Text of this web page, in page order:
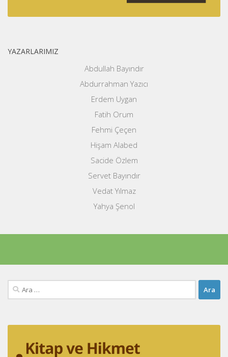
YAZARLARIMIZ
Abdullah Bayındır
Abdurrahman Yazıcı
Erdem Uygan
Fatih Orum
Fehmi Çeçen
Hişam Alabed
Sacide Özlem
Servet Bayındır
Vedat Yılmaz
Yahya Şenol
Arama: